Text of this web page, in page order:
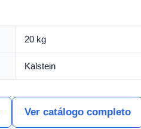
20 kg
Kalstein
Ver catálogo completo